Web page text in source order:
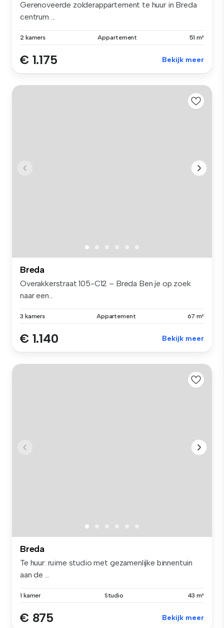
Gerenoveerde zolderappartement te huur in Breda
centrum ...
2 kamers Appartement 51 m²
€ 1.175 Bekijk meer
Breda
Overakkerstraat 105-C12 – Breda Ben je op zoek
naar een...
3 kamers Appartement 67 m²
€ 1.140 Bekijk meer
Breda
Te huur: ruime studio met gezamenlijke binnentuin
aan de ...
1 kamer Studio 43 m²
€ 875 Bekijk meer